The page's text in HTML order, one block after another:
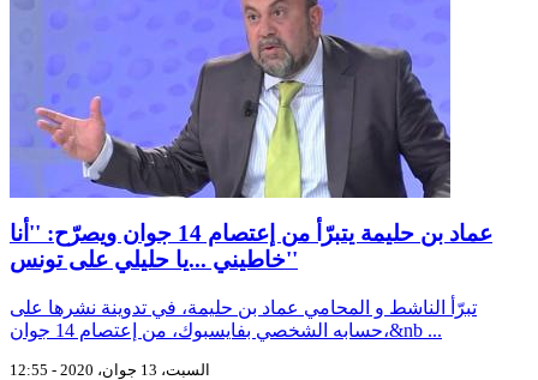
عماد بن حليمة يتبرّأ من إعتصام 14 جوان ويصرّح: ''أنا
خاطيني ...يا حليلي على تونس''
تبرّأ الناشط و المحامي عماد بن حليمة، في تدوينة نشرها على
حسابه الشخصي بفايسبوك، من إعتصام 14 جوان،&nb ...
السبت، 13 جوان، 2020 - 12:55